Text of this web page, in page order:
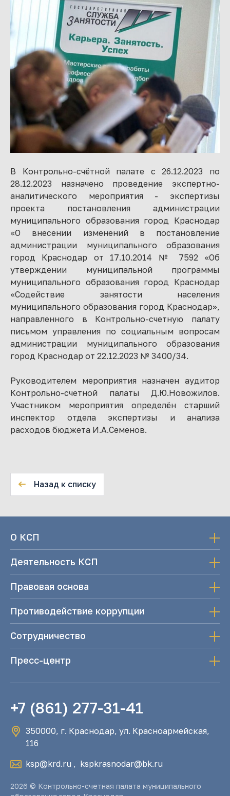
В Контрольно-счётной палате с 26.12.2023 по
28.12.2023 назначено проведение экспертно-
аналитического мероприятия - экспертизы
проекта постановления администрации
муниципального образования город Краснодар
«О внесении изменений в постановление
администрации муниципального образования
город Краснодар от 17.10.2014 № 7592 «Об
утверждении муниципальной программы
муниципального образования город Краснодар
«Содействие занятости населения
муниципального образования город Краснодар»,
направленного в Контрольно-счетную палату
письмом управления по социальным вопросам
администрации муниципального образования
город Краснодар от 22.12.2023 № 3400/34.
Руководителем мероприятия назначен аудитор
Контрольно-счетной палаты Д.Ю.Новожилов.
Участником мероприятия определён старший
инспектор отдела экспертизы и анализа
расходов бюджета И.А.Семенов.
Назад к списку
О КСП
Деятельность КСП
Правовая основа
Противодействие коррупции
Сотрудничество
Пресс-центр
+7 (861) 277-31-41
350000, г. Краснодар, ул. Красноармейская,
116
ksp@krd.ru , kspkrasnodar@bk.ru
2026 © Контрольно-счетная палата муниципального